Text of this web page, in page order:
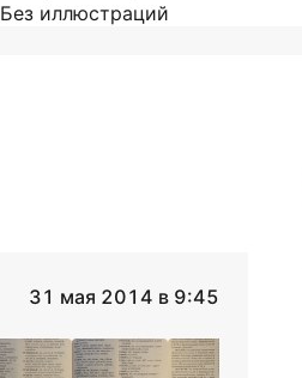
Без иллюстраций
31 мая 2014 в 9:45